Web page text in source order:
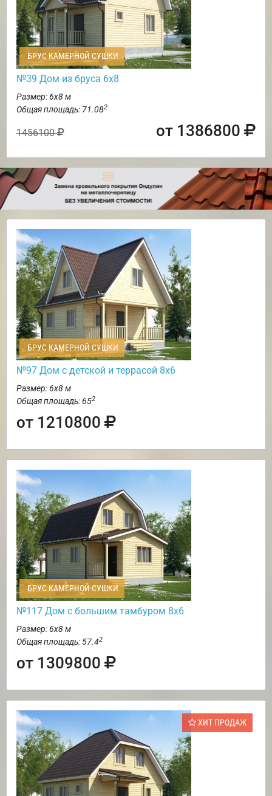
БРУС КАМЕРНОЙ СУШКИ
№39 Дом из бруса 6х8
Размер: 6х8 м
Общая площадь: 71.082
1456100 от 1386800
БРУС КАМЕРНОЙ СУШКИ
№97 Дом с детской и террасой 8х6
Размер: 6х8 м
Общая площадь: 652
от 1210800
БРУС КАМЕРНОЙ СУШКИ
№117 Дом с большим тамбуром 8х6
Размер: 6х8 м
Общая площадь: 57.42
от 1309800
ХИТ ПРОДАЖ